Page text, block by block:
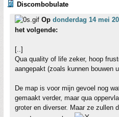
Discombobulate
Op donderdag 14 mei
het volgende:
[..]
Qua quality of life zeker, hoop
aangepakt (zoals kunnen bouwen
De map is voor mijn gevoel nog
gemaakt verder, maar qua
groter en diverser. Maar ze zullen